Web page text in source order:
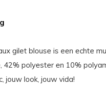
gilet blouse is een echte
42% polyester en 10%
jouw look, jouw vida!